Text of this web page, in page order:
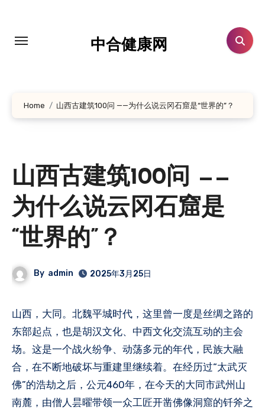
中合健康网
Home 山西古建筑100问 ——为什么说云冈石窟是“世界的”？
山西古建筑100问 ——
为什么说云冈石窟是
“世界的”？
By admin 2025年3月25日
山西，大同。北魏平城时代，这里曾一度是丝绸之路的
东部起点，也是胡汉文化、中西文化交流互动的主会
场。这是一个战火纷争、动荡多元的年代，民族大融
合，在不断地破坏与重建里继续着。在经历过“太武灭
佛”的浩劫之后，公元460年，在今天的大同市武州山
南麓，由僧人昙曜带领一众工匠开凿佛像洞窟的钎斧之